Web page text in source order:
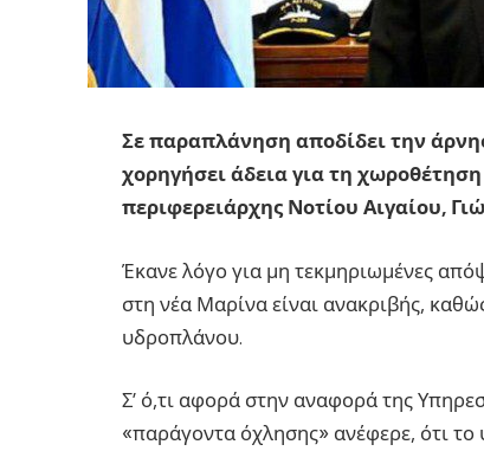
Σε παραπλάνηση αποδίδει την
χορηγήσει άδεια για τη
περιφερειάρχης Νοτίου Αιγαίου,
Έκανε λόγο για μη τεκμηριωμένες
στη νέα Μαρίνα είναι ανακριβής,
υδροπλάνου.
Σ’ ό,τι αφορά στην αναφορά της
«παράγοντα όχλησης» ανέφερε, ότι